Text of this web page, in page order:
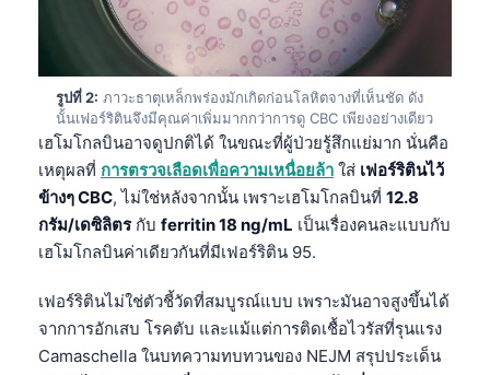
รูปที่ 2: ภาวะธาตุเหล็กพร่องมักเกิดก่อนโลหิตจางที่เห็นชัด ดัง
นั้นเฟอร์ริตินจึงมีคุณค่าเพิ่มมากกว่าการดู CBC เพียงอย่างเดียว
เฮโมโกลบินอาจดูปกติได้ ในขณะที่ผู้ป่วยรู้สึกแย่มาก นั่นคือ
เหตุผลที่ การตรวจเลือดเพื่อความเหนื่อยล้า ใส่ เฟอร์ริตินไว้
ข้างๆ CBC, ไม่ใช่หลังจากนั้น เพราะเฮโมโกลบินที่ 12.8
กรัม/เดซิลิตรกับ ferritin 18 ng/mL เป็นเรื่องคนละแบบกับ
เฮโมโกลบินค่าเดียวกันที่มีเฟอร์ริติน 95.
เฟอร์ริตินไม่ใช่ตัวชี้วัดที่สมบูรณ์แบบ เพราะมันอาจสูงขึ้นได้
จากการอักเสบ โรคตับ และแม้แต่การติดเชื้อไวรัสที่รุนแรง
Camaschella ในบทความทบทวนของ NEJM สรุปประเด็น